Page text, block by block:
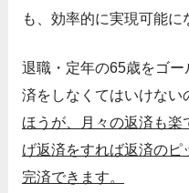
も、効率的に実現可能に
退職・定年の65歳をゴ
済をしなくてはいけない
ほうが、月々の返済も楽
げ返済をすれば返済のピ
完済できます。